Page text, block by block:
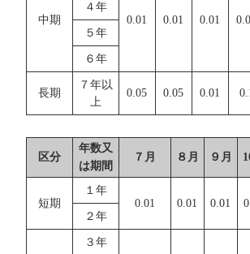
中期 0.01 0.01 0.01
４年
５年
６年
長期
７年以
上
0.05 0.05 0.01
区分
年数又
は期間
７月 ８月 ９月
短期
１年
0.01
0.01 0.01
２年
３年